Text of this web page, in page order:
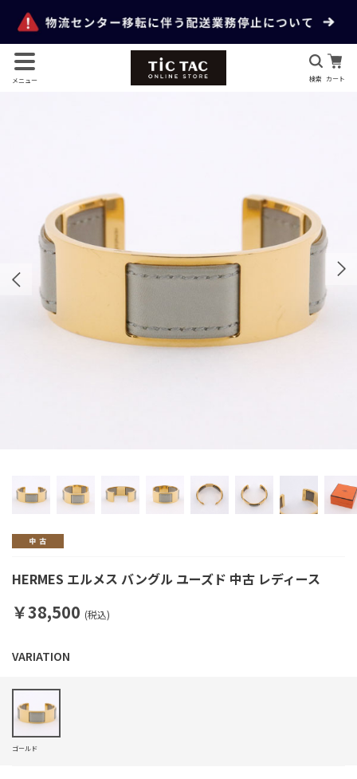
メニュー 検索 カート
HERMES エルメス バングル ユーズド 中古 レディース
￥38,500 (税込)
ゴールド